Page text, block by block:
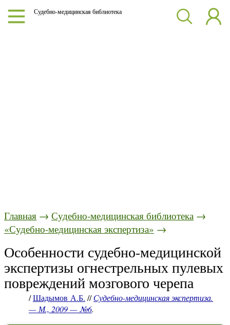
Судебно-медицинская библиотека
Главная → Судебно-медицинская библиотека →
«Судебно-медицинская экспертиза» →
Особенности судебно-медицинской
экспертизы огнестрельных пулевых
повреждений мозгового черепа
/Шадымов А.Б. //Судебно-медицинская экспертиза.
— М., 2009 — №6.